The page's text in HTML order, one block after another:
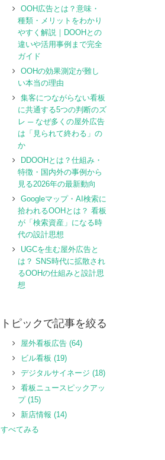
OOH広告とは？意味・
種類・メリットをわかり
やすく解説｜DOOHとの
違いや活用事例まで完全
ガイド
OOHの効果測定が難し
い本当の理由
集客につながらない看板
に共通する5つの判断のズ
レ ─ なぜ多くの屋外広告
は「見られて終わる」の
か
DDOOHとは？仕組み・
特徴・国内外の事例から
見る2026年の最新動向
Googleマップ・AI検索に
拾われるOOHとは？ 看板
が「検索資産」になる時
代の設計思想
UGCを生む屋外広告と
は？ SNS時代に拡散され
るOOHの仕組みと設計思
想
トピックで記事を絞る
屋外看板広告(64)
ビル看板(19)
デジタルサイネージ(18)
看板ニュースピックアッ
プ(15)
新店情報(14)
すべてみる